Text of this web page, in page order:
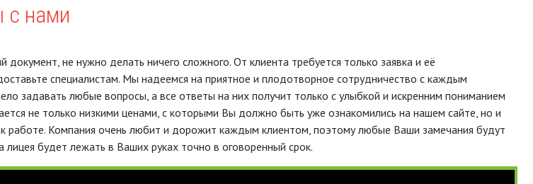
с нами
документ, не нужно делать ничего сложного. От клиента требуется только заявка и её
специалистам. Мы надеемся на приятное и плодотворное сотрудничество с каждым
задавать любые вопросы, а все ответы на них получит только с улыбкой и искренним пониманием
не только низкими ценами, с которыми Вы должно быть уже ознакомились на нашем сайте, но и
работе. Компания очень любит и дорожит каждым клиентом, поэтому любые Ваши замечания будут
будет лежать в Ваших руках точно в оговоренный срок.